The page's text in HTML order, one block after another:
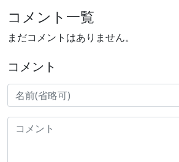
コメント一覧
まだコメントはありません。
コメント